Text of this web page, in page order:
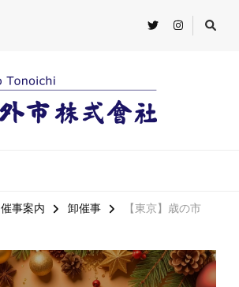
催事案内 卸催事 【東京】歳の市